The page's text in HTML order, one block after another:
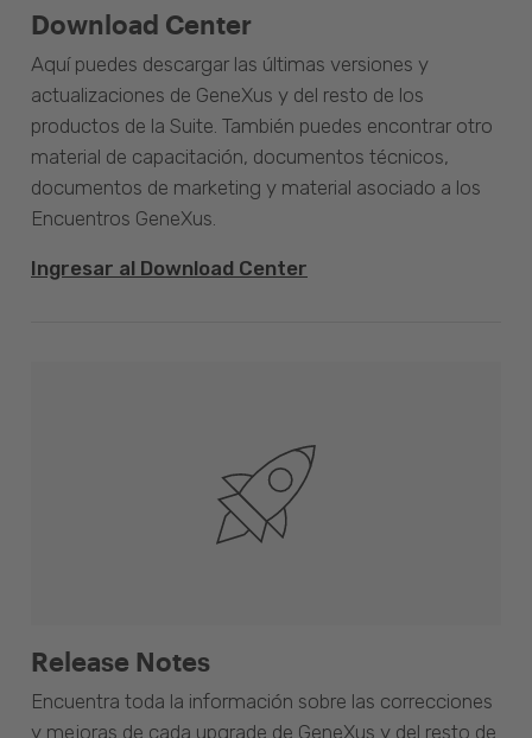
Download Center
Aquí puedes descargar las últimas versiones y
actualizaciones de GeneXus y del resto de los
productos de la Suite. También puedes encontrar otro
material de capacitación, documentos técnicos,
documentos de marketing y material asociado a los
Encuentros GeneXus.
Ingresar al Download Center
Release Notes
Encuentra toda la información sobre las correcciones
y mejoras de cada upgrade de GeneXus y del resto de